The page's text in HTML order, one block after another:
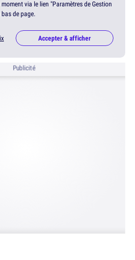
via le lien "Paramètres de Gestion
de page.
Accepter & afficher
Publicité